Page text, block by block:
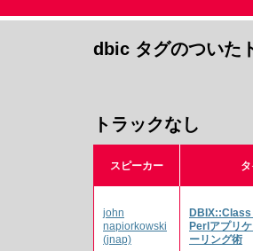
dbic タグのついた
トラックなし
スピーカー
john
napiorkowski
(‎jnap‎)
‎DBIX::Class
Perlアプリ
ーリング術‎